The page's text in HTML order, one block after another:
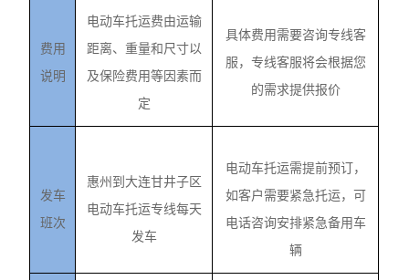
费用
说明
电动车托运费由运输
距离、重量和尺寸以
及保险费用等因素而
定
具体费用需要咨询专线客
服，专线客服将会根据您
的需求提供报价
发车
班次
惠州到大连甘井子区
电动车托运专线每天
发车
电动车托运需提前预订，
如客户需要紧急托运，可
电话咨询安排紧急备用车
辆